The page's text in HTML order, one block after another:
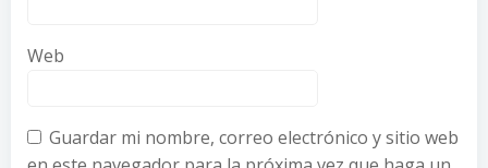
Web
Guardar mi nombre, correo electrónico y sitio web